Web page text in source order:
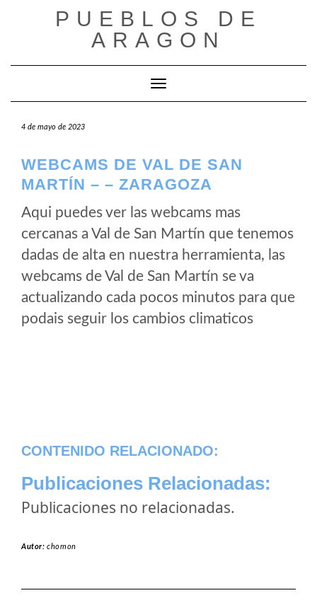
PUEBLOS DE
ARAGON
Cambiar modo de navegación
4 de mayo de 2023
WEBCAMS DE VAL DE SAN
MARTÍN – – ZARAGOZA
Aqui puedes ver las webcams mas
cercanas a Val de San Martín que tenemos
dadas de alta en nuestra herramienta, las
webcams de Val de San Martín se va
actualizando cada pocos minutos para que
podais seguir los cambios climaticos
CONTENIDO RELACIONADO:
Publicaciones Relacionadas:
Publicaciones no relacionadas.
Autor:chomon